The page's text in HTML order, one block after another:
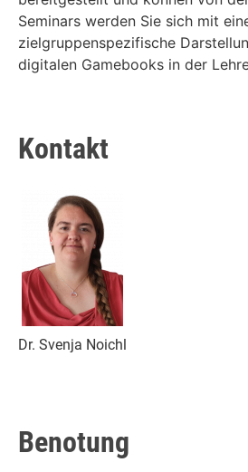
Seminars werden Sie sich mit
zielgruppenspezifische
digitalen Gamebooks in der
Kontakt
Dr. Svenja Noichl
Benotung